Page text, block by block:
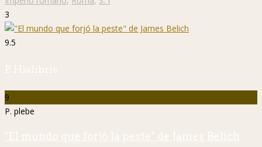
3
9.5
P. Hislibris
9
P. plebe
"El mundo que forjó la peste" de James Belich